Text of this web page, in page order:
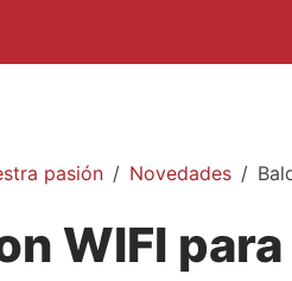
pasión Novedades
WIFI